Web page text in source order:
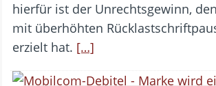
hierfür ist der Unrechtsgewinn,
mit überhöhten
erzielt hat. […]